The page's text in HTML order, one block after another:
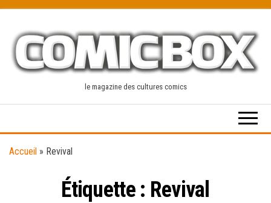
content
le magazine des cultures comics
Accueil » Revival
Étiquette : Revival